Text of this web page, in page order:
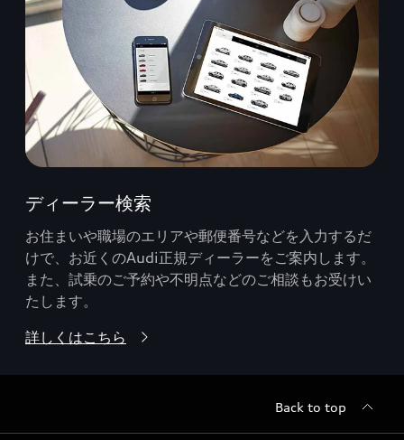
ディーラー検索
お住まいや職場のエリアや郵便番号などを入力するだ
けで、お近くのAudi正規ディーラーをご案内します。
また、試乗のご予約や不明点などのご相談もお受けい
たします。
詳しくはこちら
Back to top